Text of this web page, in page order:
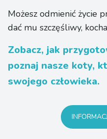
Możesz odmienić życie
dać mu szczęśliwy,
Zobacz, jak
poznaj nasze koty,
swojego człowieka.